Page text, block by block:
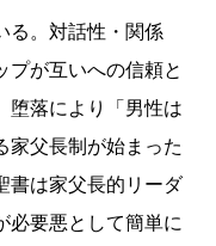
る。対話性・関係
プが互いへの信頼と
堕落により「男性は
家父長制が始まった
書は家父長的リーダ
必要悪として簡単に